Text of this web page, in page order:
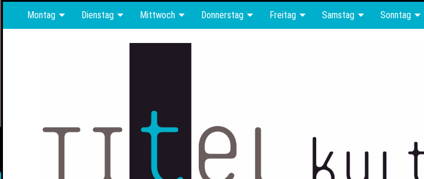
Montag Dienstag Mittwoch Donnerstag Freitag Samstag Sonntag